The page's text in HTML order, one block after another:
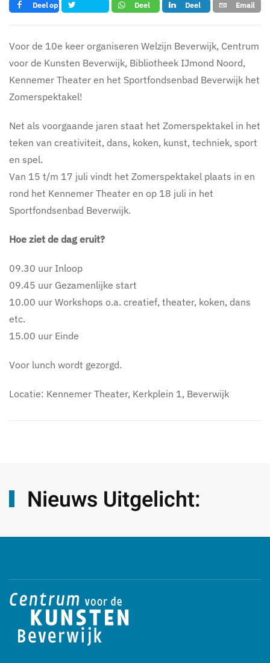
Deel op
Deel
Deel
Email
Voor de 10e keer organiseren Welzijn Beverwijk, Centrum
voor de Kunsten Beverwijk, Bibliotheek IJmond Noord,
Kennemer Theater en het Sportfondsenbad Beverwijk het
Zomerspektakel!
Net als voorgaande jaren staat het Zomerspektakel in het
teken van creativiteit, dans, koken, kunst, techniek, sport
en spel.
Van 15 t/m 17 juli vindt het Zomerspektakel plaats in en
rond het Kennemer Theater en op 18 juli in het
Sportfondsenbad Beverwijk.
Hoe ziet de dag eruit?
09.30 uur Inloop
09.45 uur Gezamenlijke start
10.00 uur Workshops o.a. creatief, theater, koken, dans
etc.
15.00 uur Einde
Voor lunch wordt gezorgd.
Locatie: Kennemer Theater, Kerkplein 1, Beverwijk
Nieuws Uitgelicht: